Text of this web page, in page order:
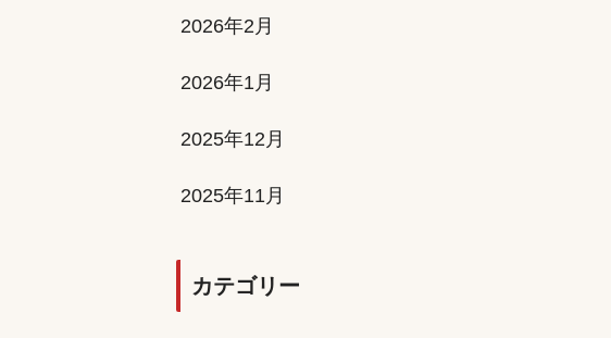
2026年2月
2026年1月
2025年12月
2025年11月
カテゴリー